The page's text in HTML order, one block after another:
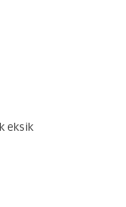
eksik